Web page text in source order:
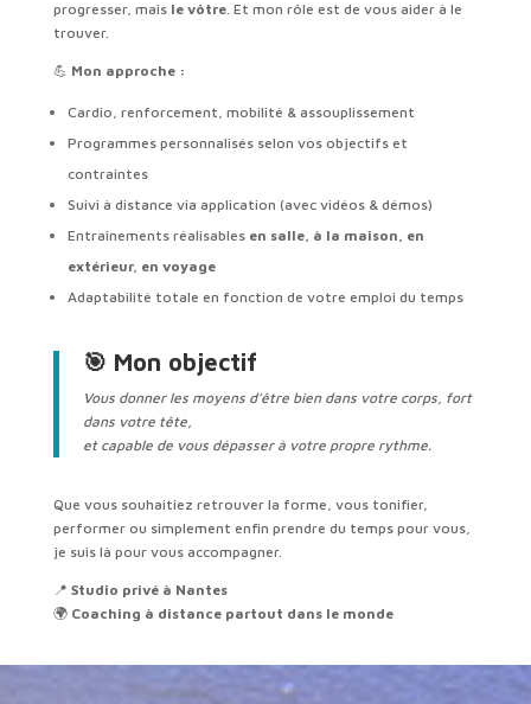
progresser, mais le vôtre. Et mon rôle est de vous aider à le
trouver.
💪 Mon approche :
Cardio, renforcement, mobilité & assouplissement
Programmes personnalisés selon vos objectifs et
contraintes
Suivi à distance via application (avec vidéos & démos)
Entraînements réalisables en salle, à la maison, en
extérieur, en voyage
Adaptabilité totale en fonction de votre emploi du temps
🎯 Mon objectif
Vous donner les moyens d’être bien dans votre corps, fort
dans votre tête,
et capable de vous dépasser à votre propre rythme.
Que vous souhaitiez retrouver la forme, vous tonifier,
performer ou simplement enfin prendre du temps pour vous,
je suis là pour vous accompagner.
📍 Studio privé à Nantes
🌍 Coaching à distance partout dans le monde